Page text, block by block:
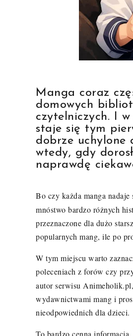
Manga coraz
domowych
czytelniczych. I
staje się tym
dobrze uchylone
wtedy, gdy
naprawdę
Bo czy każda manga
mnóstwo bardzo różnych
przeznaczone dla dużo
popularnych mang, ile po
W tym miejscu warto
poleceniach z forów czy
autor serwisu
wydawnictwami mang i
nieodpowiednich dla dzieci.
To bardzo cenna